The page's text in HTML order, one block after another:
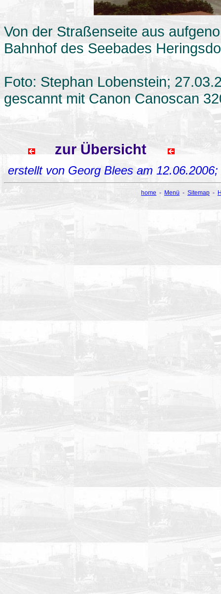
Von der Straßenseite aus
Bahnhof des Seebades
Foto: Stephan Lobenstein;
gescannt mit Canon Canoscan
zur Übersicht
erstellt von Georg Blees am
home - Menü - Sitemap -